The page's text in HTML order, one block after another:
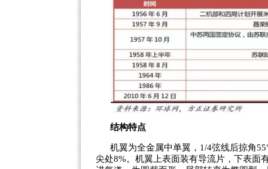
结构特点
机翼为全金属中单翼，1/4弦线后掠角
尖处8%。机翼上表面装有导流片，下表面